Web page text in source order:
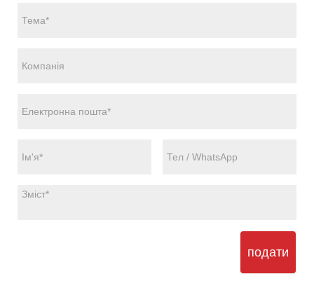
подати